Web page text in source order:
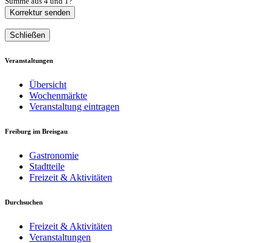
Korrektur senden
Schließen
Veranstaltungen
Übersicht
Wochenmärkte
Veranstaltung eintragen
Freiburg im Breisgau
Gastronomie
Stadtteile
Freizeit & Aktivitäten
Durchsuchen
Freizeit & Aktivitäten
Veranstaltungen